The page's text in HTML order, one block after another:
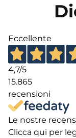
Eccellente
4,7/5
15.865
recensioni
Le nostre
Clicca qui per